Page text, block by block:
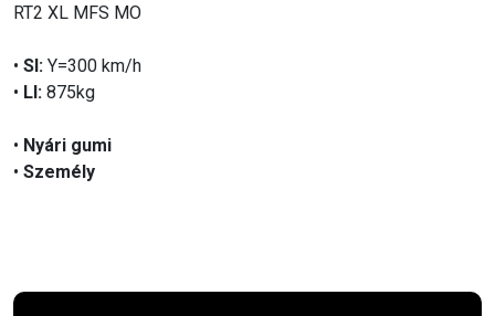
RT2 XL MFS MO
• SI: Y=300 km/h
• LI: 875kg
• Nyári gumi
• Személy